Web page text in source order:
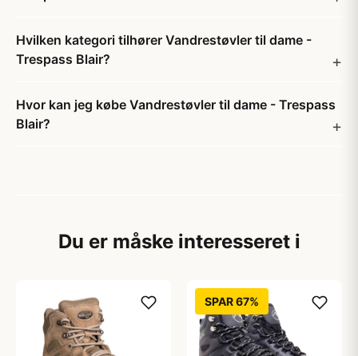
Hvilken kategori tilhører Vandrestøvler til dame -
Trespass Blair?
Hvor kan jeg købe Vandrestøvler til dame - Trespass
Blair?
Du er måske interesseret i
SPAR 67%